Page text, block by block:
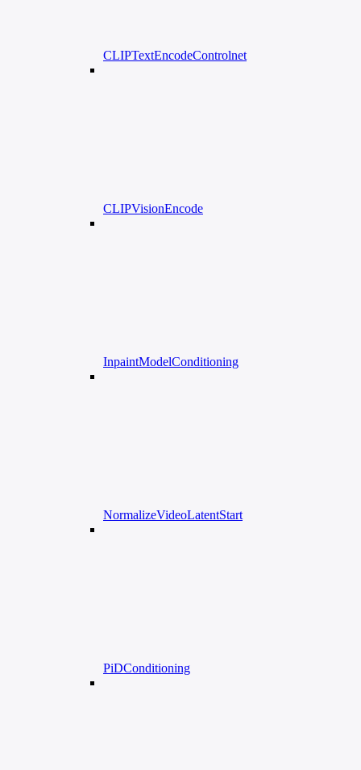
CLIPTextEncodeControlnet
CLIPVisionEncode
InpaintModelConditioning
NormalizeVideoLatentStart
PiDConditioning